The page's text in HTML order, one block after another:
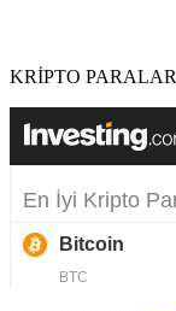
KRİPTO PARALAR